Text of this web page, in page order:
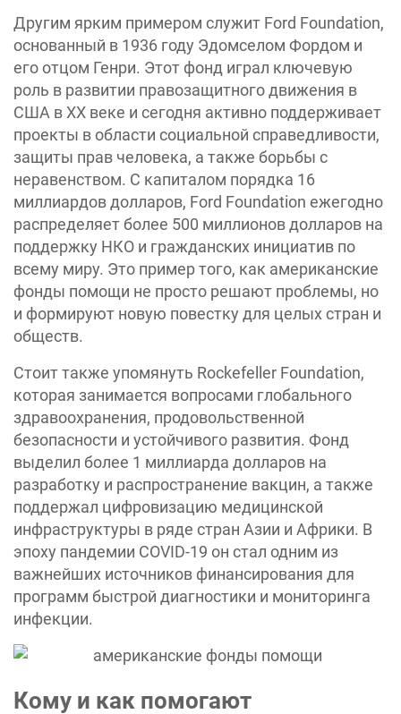
Другим ярким примером служит Ford Foundation,
основанный в 1936 году Эдомселом Фордом и
его отцом Генри. Этот фонд играл ключевую
роль в развитии правозащитного движения в
США в XX веке и сегодня активно поддерживает
проекты в области социальной справедливости,
защиты прав человека, а также борьбы с
неравенством. С капиталом порядка 16
миллиардов долларов, Ford Foundation ежегодно
распределяет более 500 миллионов долларов на
поддержку НКО и гражданских инициатив по
всему миру. Это пример того, как американские
фонды помощи не просто решают проблемы, но
и формируют новую повестку для целых стран и
обществ.
Стоит также упомянуть Rockefeller Foundation,
которая занимается вопросами глобального
здравоохранения, продовольственной
безопасности и устойчивого развития. Фонд
выделил более 1 миллиарда долларов на
разработку и распространение вакцин, а также
поддержал цифровизацию медицинской
инфраструктуры в ряде стран Азии и Африки. В
эпоху пандемии COVID-19 он стал одним из
важнейших источников финансирования для
программ быстрой диагностики и мониторинга
инфекции.
Кому и как помогают